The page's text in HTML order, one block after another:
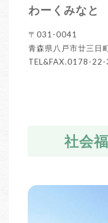
わーくみなと
〒031-0041
青森県八戸市廿三日
TEL&FAX.0178-
社会